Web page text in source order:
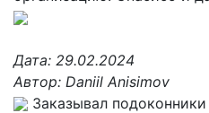
Дата: 29.02.2024
Автор: Daniil Anisimov
Заказывал